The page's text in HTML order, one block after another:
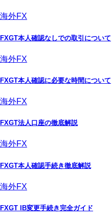
海外FX
FXGT本人確認なしでの取引について
海外FX
FXGT本人確認に必要な時間について
海外FX
FXGT法人口座の徹底解説
海外FX
FXGT本人確認手続き徹底解説
海外FX
FXGT IB変更手続き完全ガイド